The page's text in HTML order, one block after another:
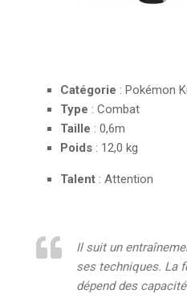
Catégorie : Pokémon
Type : Combat
Taille : 0,6m
Poids : 12,0 kg
Talent : Attention
Il suit un
ses techniques. La
dépend des